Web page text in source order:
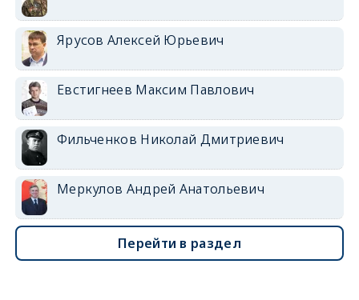
Ярусов Алексей Юрьевич
Евстигнеев Максим Павлович
Фильченков Николай Дмитриевич
Меркулов Андрей Анатольевич
Перейти в раздел